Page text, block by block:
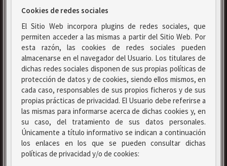
Cookies de redes sociales
El Sitio Web incorpora plugins de redes sociales, que
permiten acceder a las mismas a partir del Sitio Web. Por
esta razón, las cookies de redes sociales pueden
almacenarse en el navegador del Usuario. Los titulares de
dichas redes sociales disponen de sus propias políticas de
protección de datos y de cookies, siendo ellos mismos, en
cada caso, responsables de sus propios ficheros y de sus
propias prácticas de privacidad. El Usuario debe referirse a
las mismas para informarse acerca de dichas cookies y, en
su caso, del tratamiento de sus datos personales.
Únicamente a título informativo se indican a continuación
los enlaces en los que se pueden consultar dichas
políticas de privacidad y/o de cookies: